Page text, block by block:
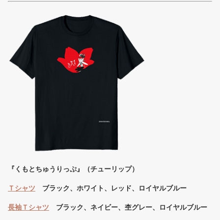
『くもとちゅうりっぷ』（チューリップ）
Ｔシャツ ブラック、ホワイト、レッド、ロイヤルブルー
長袖Ｔ シャツ ブラック、ネイビー、杢グレー、ロイヤルブルー